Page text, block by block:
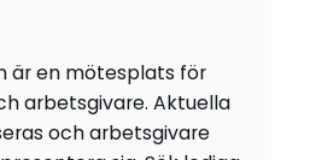
är en mötesplats för
arbetsgivare. Aktuella
och arbetsgivare